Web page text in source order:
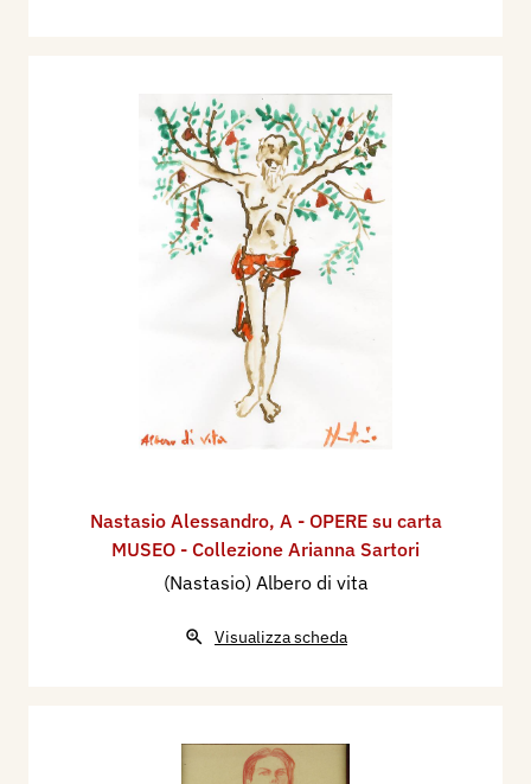
Nastasio Alessandro, A - OPERE su carta
MUSEO - Collezione Arianna Sartori
(Nastasio) Albero di vita
Visualizza scheda